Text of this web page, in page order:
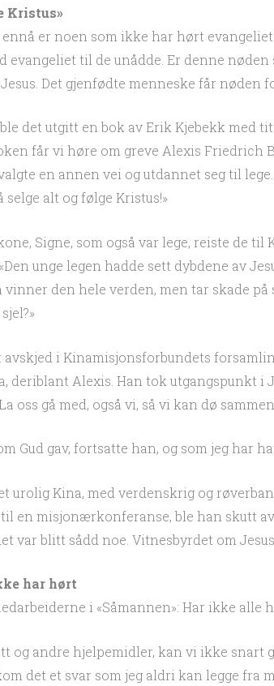
Kristus»
er noen som ikke har hørt
evangeliet til de unådde. Er denne nøden
Det gjenfødte menneske får nøden
det utgitt en bok av Erik Kjebekk med
får vi høre om greve Alexis Friedrich
en annen vei og utdannet seg til
selge alt og følge Kristus!»
Signe, som også var lege, reiste de
unge legen hadde sett dybdene av
den hele verden, men tar skade på
avskjed i Kinamisjonsforbundets
Alexis. Han tok utgangspunkt i
oss gå med, også vi, så vi kan dø
Gud gav, fortsatte han, og som jeg har
urolig Kina, med verdenskrig og
til en misjonærkonferanse, ble han skutt
var blitt sådd noe. Vitnesbyrdet om
har hørt
i «Såmannen»: Har ikke alle
og andre hjelpemidler, kan vi ikke snart
det et svar som jeg aldri kan legge fra